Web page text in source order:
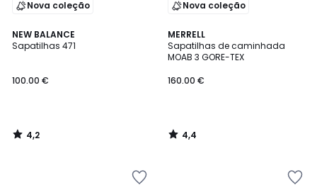
Nova coleção
NEW BALANCE
Sapatilhas 471
100.00 €
4,2
/ 5
4,2
/
Nova coleção
MERRELL
Sapatilhas de caminhada
MOAB 3 GORE-TEX
160.00 €
4,4
/ 5
4,4
/